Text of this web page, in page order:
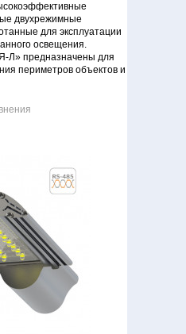
двухрежимные
для эксплуатации
освещения.
Л» предназначены для
периметров объектов и